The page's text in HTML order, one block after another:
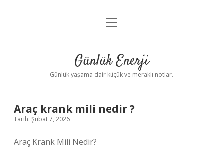
Anasayfa
Yasal Uyarı
menüyü
Günlük Enerji
Günlük yaşama dair küçük ve meraklı notlar.
Araç krank mili nedir ?
Tarih: Şubat 7, 2026
Araç Krank Mili Nedir?